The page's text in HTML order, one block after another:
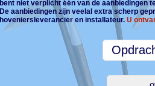
bent niet verplicht één van de aanbiedingen
De aanbiedingen zijn veelal extra scherp
hoveniersleverancier en installateur.U